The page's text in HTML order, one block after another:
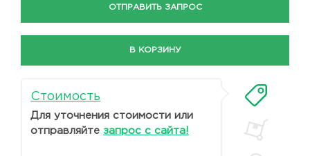
ОТПРАВИТЬ ЗАПРОС
В КОРЗИНУ
Стоимость
Для уточнения стоимости или
отправляйте запрос с сайта!